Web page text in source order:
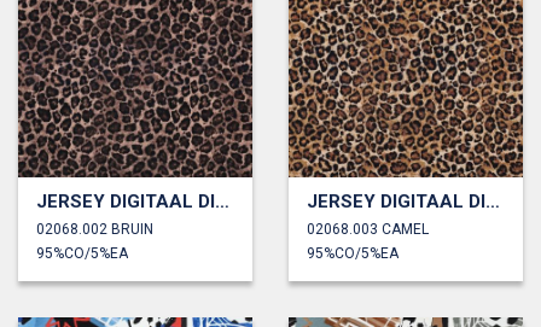
JERSEY DIGITAAL DIERENHUID
02068.002 BRUIN
95%CO/5%EA
JERSEY DIGITAAL DIERENHUID
02068.003 CAMEL
95%CO/5%EA